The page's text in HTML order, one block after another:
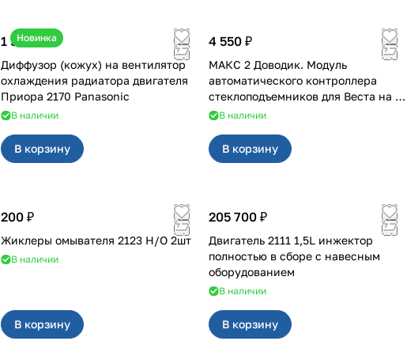
Новинка
1 500 ₽
Диффузор (кожух) на вентилятор
охлаждения радиатора двигателя
Приора 2170 Panasonic
В наличии
В корзину
4 550 ₽
МАКС 2 Доводик. Модуль
автоматического контроллера
стеклоподъемников для Веста на 4
двери
В наличии
В корзину
200 ₽
Жиклеры омывателя 2123 Н/О 2шт
В наличии
В корзину
205 700 ₽
Двигатель 2111 1,5L инжектор
полностью в сборе с навесным
оборудованием
В наличии
В корзину